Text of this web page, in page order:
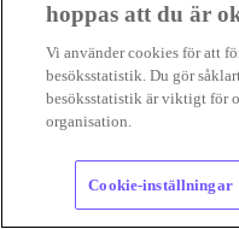
hoppas att du är
Vi använder cookies för att
besöksstatistik. Du gör
besöksstatistik är viktigt för
organisation.
Cookie-inställningar